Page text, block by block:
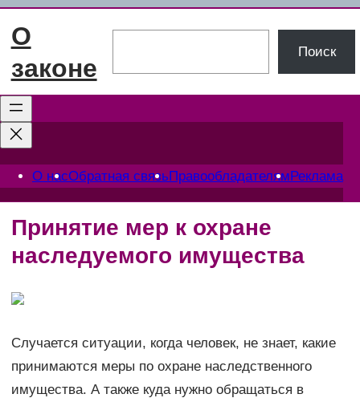
Перейти
О
законе
Поиск
О насОбратная связьПравообладателямРеклама
Принятие мер к охране
наследуемого имущества
Случается ситуации, когда человек, не знает, какие
принимаются меры по охране наследственного
имущества. А также куда нужно обращаться в